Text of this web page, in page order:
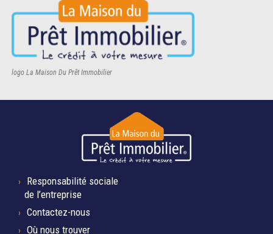
logo La Maison Du Prêt Immobilier
Responsabilité sociale
de l’entreprise
Contactez-nous
Où nous trouver